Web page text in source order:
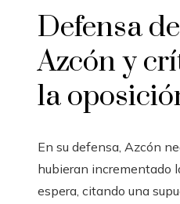
Defensa de
Azcón y
la
En su defensa, Azcón
hubieran incrementado
espera, citando una